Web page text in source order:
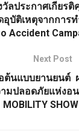
ลประกาศเกียร
บัติเหตุจากการ
Accident
Next Post
ต้นแบบยานยนต์
มปลอดภัยแห่งอ
MOBILITY